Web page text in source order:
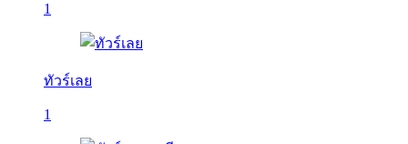
1
ทัวร์เลย
1